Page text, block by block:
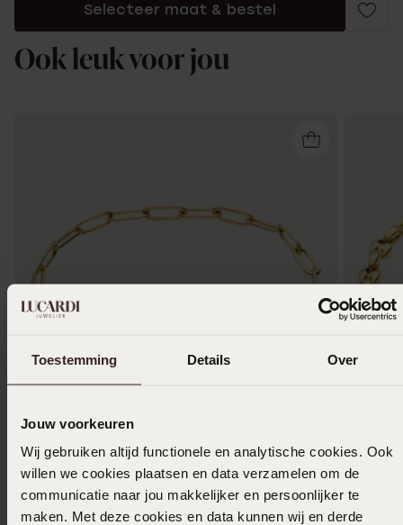
Toestemming Details Over
Jouw voorkeuren
Wij gebruiken altijd functionele en analytische cookies. Ook
willen we cookies plaatsen en data verzamelen om de
communicatie naar jou makkelijker en persoonlijker te
maken. Met deze cookies en data kunnen wij en derde
Selecteer maat & bestel
Ook leuk voor jou
Stainless steel goldplated schakelarmband
voor dames
14 99
voor
22